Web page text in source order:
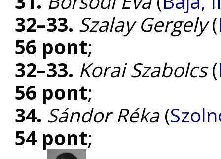
32–33. Szalay Gergely(
56 pont;
32–33. Korai Szabolcs(
56 pont;
34. Sándor Réka(
54 pont;